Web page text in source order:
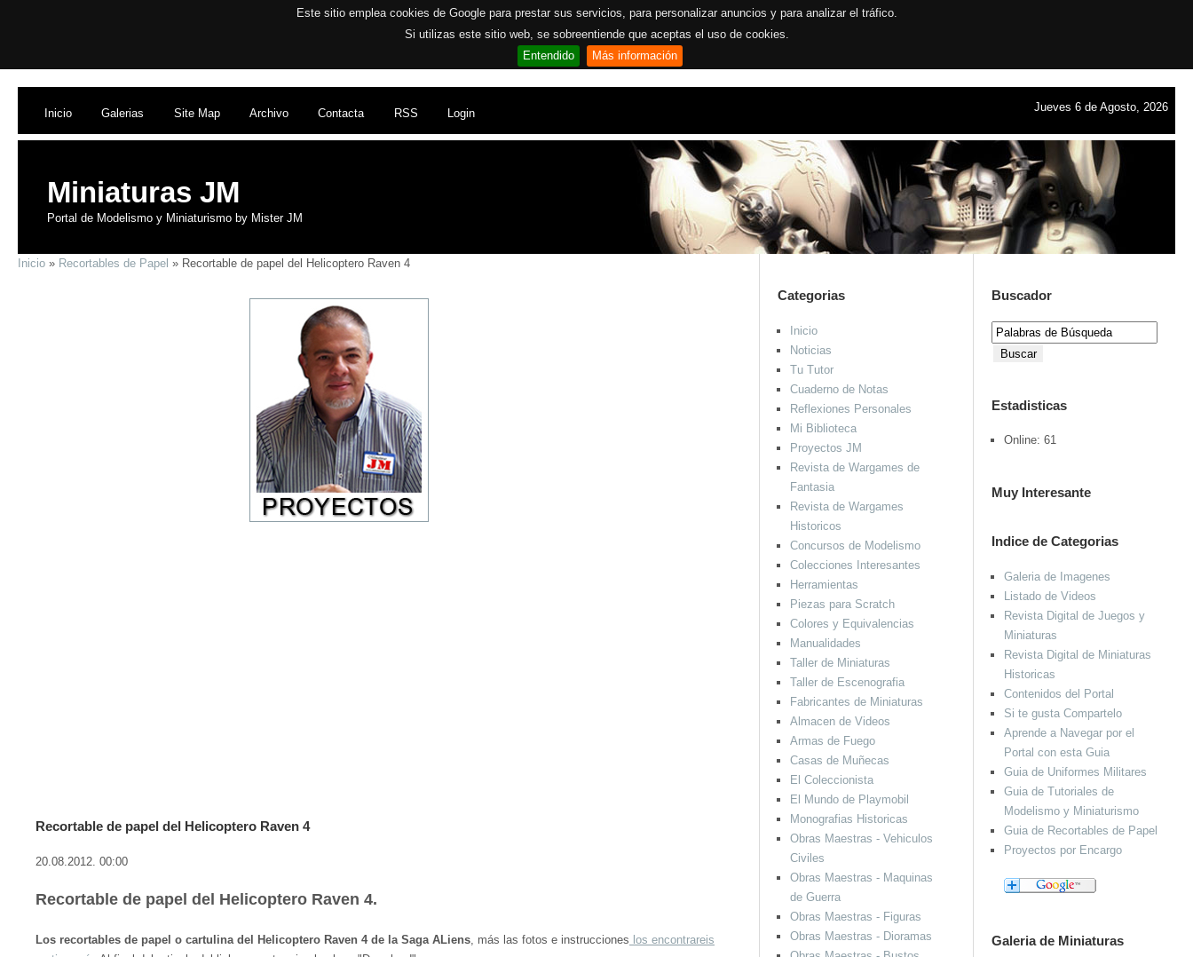
Este sitio emplea cookies de Google para prestar sus servicios, para personalizar anuncios y para analizar el tráfico.
Si utilizas este sitio web, se sobreentiende que aceptas el uso de cookies.
Entendido
Más información
Inicio Galerias Site Map Archivo Contacta RSS Login Jueves 6 de Agosto, 2026
Miniaturas JM
Portal de Modelismo y Miniaturismo by Mister JM
Inicio » Recortables de Papel » Recortable de papel del Helicoptero Raven 4
Recortable de papel del Helicoptero Raven 4
20.08.2012. 00:00
Recortable de papel del Helicoptero Raven 4.
Los recortables de papel o cartulina del Helicoptero Raven 4 de la Saga ALiens , más las fotos e instrucciones los encontrareis
Buscador
Estadisticas
Online: 61
Muy Interesante
Indice de Categorias
Galeria de Imagenes
Listado de Videos
Revista Digital de Juegos y
Miniaturas
Revista Digital de Miniaturas
Historicas
Contenidos del Portal
Si te gusta Compartelo
Aprende a Navegar por el
Portal con esta Guia
Guia de Uniformes Militares
Guia de Tutoriales de
Modelismo y Miniaturismo
Guia de Recortables de Papel
Proyectos por Encargo
Galeria de Miniaturas
Categorias
Inicio
Noticias
Tu Tutor
Cuaderno de Notas
Reflexiones Personales
Mi Biblioteca
Proyectos JM
Revista de Wargames de
Fantasia
Revista de Wargames
Historicos
Concursos de Modelismo
Colecciones Interesantes
Herramientas
Piezas para Scratch
Colores y Equivalencias
Manualidades
Taller de Miniaturas
Taller de Escenografia
Fabricantes de Miniaturas
Almacen de Videos
Armas de Fuego
Casas de Muñecas
El Coleccionista
El Mundo de Playmobil
Monografias Historicas
Obras Maestras - Vehiculos
Civiles
Obras Maestras - Maquinas
de Guerra
Obras Maestras - Figuras
Obras Maestras - Dioramas